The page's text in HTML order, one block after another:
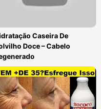
Caseira De
Doce – Cabelo